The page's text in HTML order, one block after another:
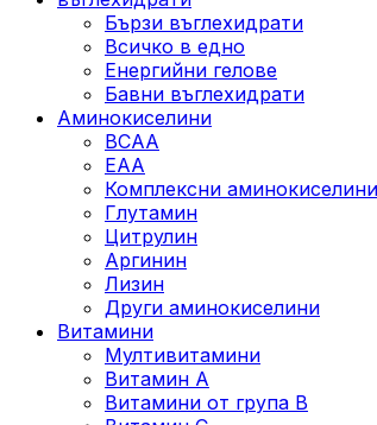
Бързи въглехидрати
Всичко в едно
Енергийни гелове
Бавни въглехидрати
Аминокиселини
BCAA
EAA
Комплексни аминокиселини
Глутамин
Цитрулин
Аргинин
Лизин
Други аминокиселини
Витамини
Мултивитамини
Витамин А
Витамини от група B